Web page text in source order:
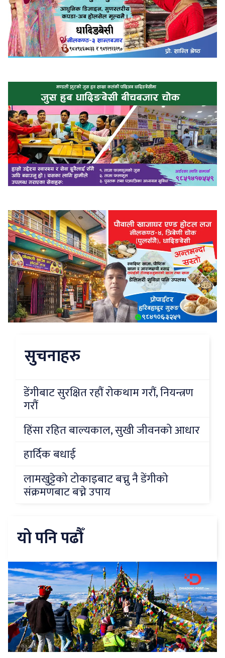
सुचनाहरु
डेंगीबाट सुरक्षित रहौं रोकथाम गरौं, नियन्त्रण
गरौं
हिंसा रहित बाल्यकाल, सुखी जीवनको आधार
हार्दिक बधाई
लामखुट्टेको टोकाइबाट बच्नु नै डेंगीको
संक्रमणबाट बच्ने उपाय
यो पनि पढौँ